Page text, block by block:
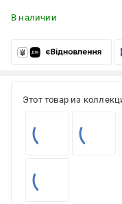
В наличии
Этот товар из